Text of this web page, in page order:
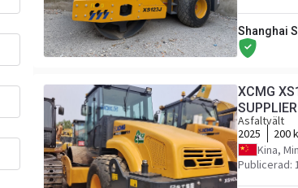
Shanghai
XCMG
SUPPLIER
Asfaltvält
2025
200
Kina,
Publicerad: